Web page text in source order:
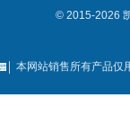
© 2015-2026
本网站销售所有产品仅